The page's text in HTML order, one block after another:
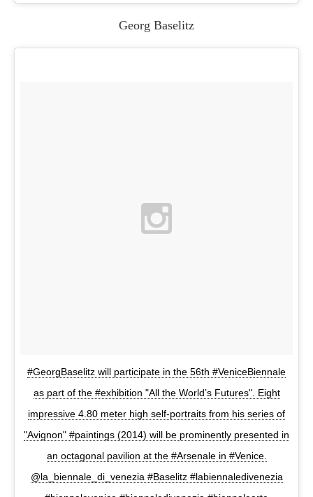
Georg Baselitz
#GeorgBaselitz will participate in the 56th #VeniceBiennale
as part of the #exhibition "All the World’s Futures". Eight
impressive 4.80 meter high self-portraits from his series of
"Avignon" #paintings (2014) will be prominently presented in
an octagonal pavilion at the #Arsenale in #Venice.
@la_biennale_di_venezia #Baselitz #labiennaledivenezia